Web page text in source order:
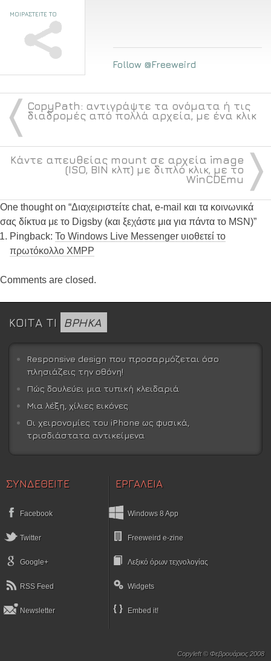
ΜΟΙΡΑΣΤΕΙΤΕ ΤΟ
Follow @Freeweird
〈 CopyPath: αντιγράψτε τα ονόματα ή τις
διαδρομές από πολλά αρχεία, με ένα κλικ
〉
Κάντε απευθείας mount σε αρχεία image
(ISO, BIN κλπ) με διπλό κλικ, με το
WinCDEmu
One thought on “Διαχειριστείτε chat, e-mail και τα κοινωνικά
σας δίκτυα με το Digsby (και ξεχάστε μια για πάντα το MSN)”
Pingback: Το Windows Live Messenger υιοθετεί το
πρωτόκολλο XMPP
Comments are closed.
ΚΟΙΤΑ ΤΙ ΒΡΗΚΑ
Responsive design που προσαρμόζεται όσο
πλησιάζεις την οθόνη!
Πώς δουλεύει μια τυπική κλειδαριά
Μια λέξη, χίλιες εικόνες
Οι χειρονομίες του iPhone ως φυσικά,
τρισδιάστατα αντικείμενα
ΣΥΝΔΕΘΕΙΤΕ
Facebook
Twitter
Google+
RSS Feed
Newsletter
ΕΡΓΑΛΕΙΑ
Windows 8 App
Freeweird e-zine
Λεξικό όρων τεχνολογίας
Widgets
Embed it!
Copyleft © Φεβρουάριος 2008